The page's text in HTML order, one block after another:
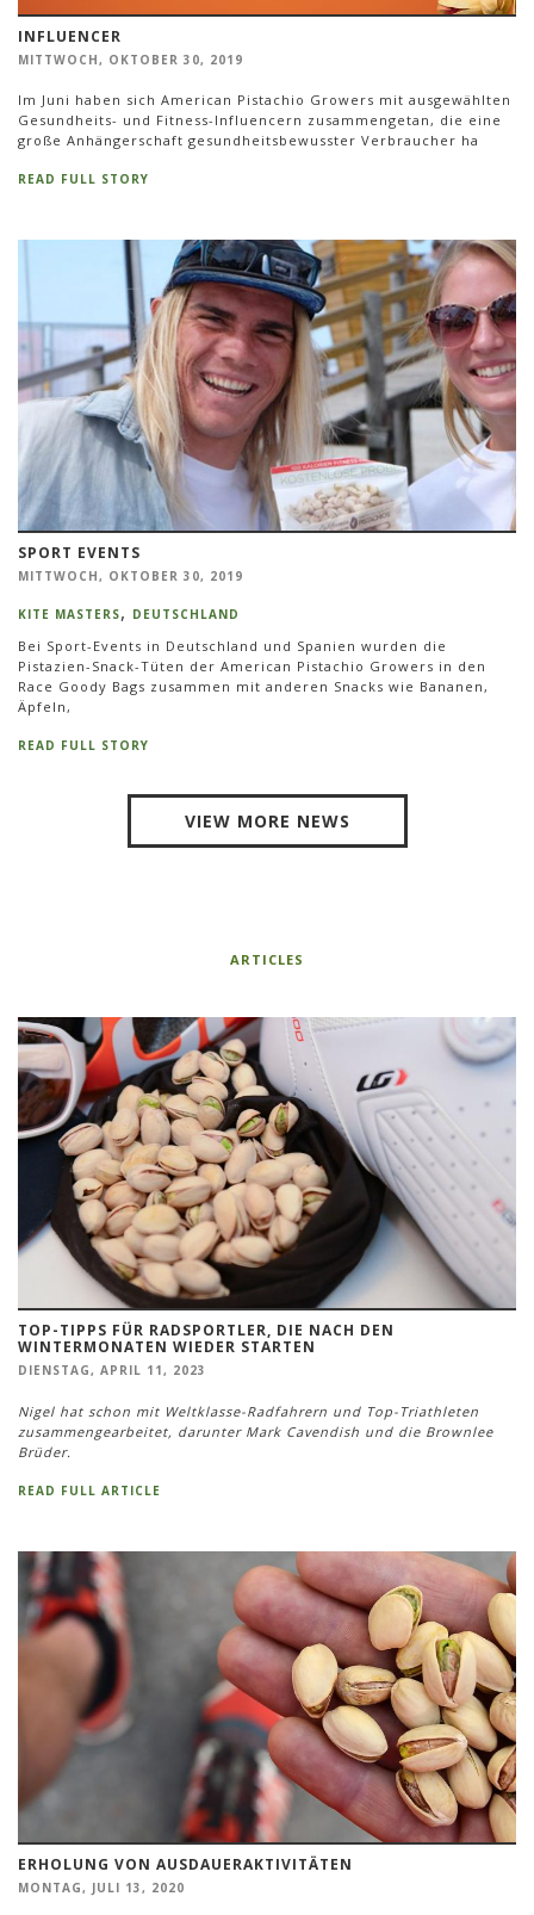
INFLUENCER
MITTWOCH, OKTOBER 30, 2019
Im Juni haben sich American Pistachio Growers mit ausgewählten
Gesundheits- und Fitness-Influencern zusammengetan, die eine
große Anhängerschaft gesundheitsbewusster Verbraucher ha
READ FULL STORY
SPORT EVENTS
MITTWOCH, OKTOBER 30, 2019
KITE MASTERS DEUTSCHLAND
Bei Sport-Events in Deutschland und Spanien wurden die
Pistazien-Snack-Tüten der American Pistachio Growers in den
Race Goody Bags zusammen mit anderen Snacks wie Bananen,
Äpfeln,
READ FULL STORY
VIEW MORE NEWS
ARTICLES
TOP-TIPPS FÜR RADSPORTLER, DIE NACH DEN
WINTERMONATEN WIEDER STARTEN
DIENSTAG, APRIL 11, 2023
Nigel hat schon mit Weltklasse-Radfahrern und Top-Triathleten
zusammengearbeitet, darunter Mark Cavendish und die Brownlee
Brüder.
READ FULL ARTICLE
ERHOLUNG VON AUSDAUERAKTIVITÄTEN
MONTAG, JULI 13, 2020